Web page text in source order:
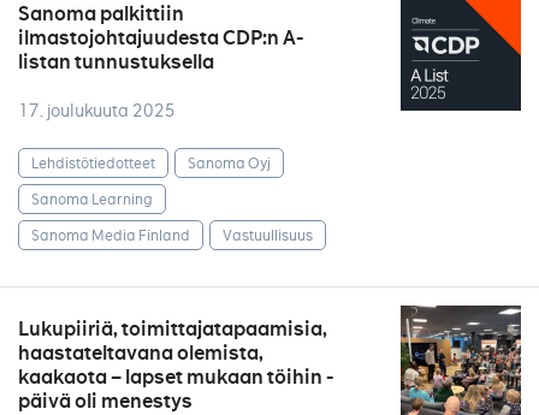
Sanoma palkittiin
ilmastojohtajuudesta CDP:n A-
listan tunnustuksella
17. joulukuuta 2025
Lehdistötiedotteet
Sanoma Oyj
Sanoma Learning
Sanoma Media Finland
Vastuullisuus
Lukupiiriä, toimittajatapaamisia,
haastateltavana olemista,
kaakaota – lapset mukaan töihin -
päivä oli menestys